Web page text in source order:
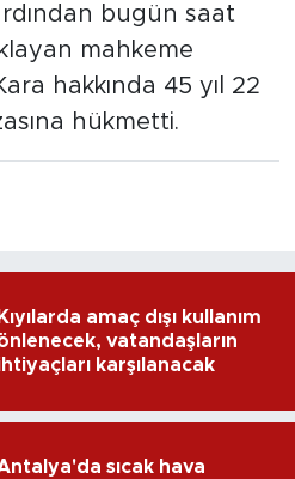
bugün saat
mahkeme
hakkında 45 yıl 22
hükmetti.
Kıyılarda amaç dışı kullanım
vatandaşların
karşılanacak
sıcak hava